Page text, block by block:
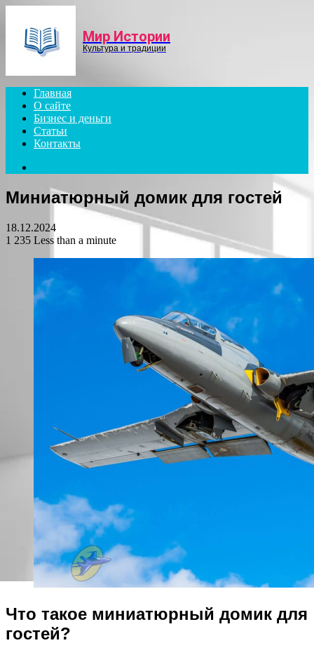
Мир Истории
Культура и традиции
Главная
О сайте
Бизнес и деньги
Статьи
Контакты
Миниатюрный домик для гостей
18.12.2024
1 235 Less than a minute
Что такое миниатюрный домик для
гостей?